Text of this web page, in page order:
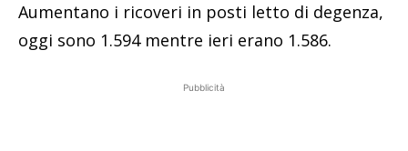
Aumentano i ricoveri in posti letto di degenza,
oggi sono 1.594 mentre ieri erano 1.586.
Pubblicità